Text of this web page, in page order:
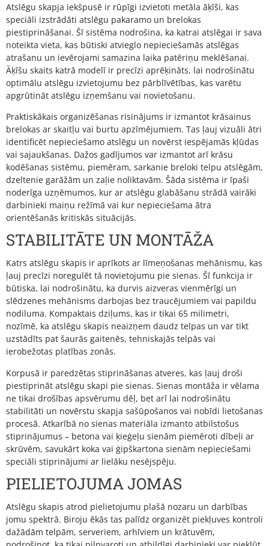
Atslēgu skapja iekšpusē ir rūpīgi izvietoti metāla āķīši, kas
speciāli izstrādāti atslēgu pakaramo un brelokas
piestiprināšanai. Šī sistēma nodrošina, ka katrai atslēgai ir sava
noteikta vieta, kas būtiski atvieglo nepieciešamās atslēgas
atrašanu un ievērojami samazina laika patēriņu meklēšanai.
Āķīšu skaits katrā modelī ir precīzi aprēķināts, lai nodrošinātu
optimālu atslēgu izvietojumu bez pārblīvētības, kas varētu
apgrūtināt atslēgu izņemšanu vai novietošanu.
Praktiskākais organizēšanas risinājums ir izmantot krāsainus
brelokas ar skaitļu vai burtu apzīmējumiem. Tas ļauj vizuāli ātri
identificēt nepieciešamo atslēgu un novērst iespējamās kļūdas
vai sajaukšanas. Dažos gadījumos var izmantot arī krāsu
kodēšanas sistēmu, piemēram, sarkanie breloki telpu atslēgām,
dzeltenie garāžām un zaļie noliktavām. Šāda sistēma ir īpaši
noderīga uzņēmumos, kur ar atslēgu glabāšanu strādā vairāki
darbinieki maiņu režīmā vai kur nepieciešama ātra
orientēšanās kritiskās situācijās.
STABILITĀTE UN MONTĀŽA
Katrs atslēgu skapis ir aprīkots ar līmeņošanas mehānismu, kas
ļauj precīzi noregulēt tā novietojumu pie sienas. Šī funkcija ir
būtiska, lai nodrošinātu, ka durvis aizveras vienmērīgi un
slēdzenes mehānisms darbojas bez traucējumiem vai papildu
nodiluma. Kompaktais dziļums, kas ir tikai 65 milimetri,
nozīmē, ka atslēgu skapis neaizņem daudz telpas un var tikt
uzstādīts pat šaurās gaitenēs, tehniskajās telpās vai
ierobežotas platības zonās.
Korpusā ir paredzētas stiprināšanas atveres, kas ļauj droši
piestiprināt atslēgu skapi pie sienas. Sienas montāža ir vēlama
ne tikai drošības apsvērumu dēļ, bet arī lai nodrošinātu
stabilitāti un novērstu skapja sašūpošanos vai nobīdi lietošanas
procesā. Atkarībā no sienas materiāla izmanto atbilstošus
stiprinājumus – betona vai ķieģeļu sienām piemēroti dībeļi ar
skrūvēm, savukārt koka vai ģipškartona sienām nepieciešami
speciāli stiprinājumi ar lielāku nesējspēju.
PIELIETOJUMA JOMAS
Atslēgu skapis atrod pielietojumu plašā nozaru un darbības
jomu spektrā. Biroju ēkās tas palīdz organizēt piekļuves kontroli
dažādām telpām, serveriem, arhīviem un krātuvēm,